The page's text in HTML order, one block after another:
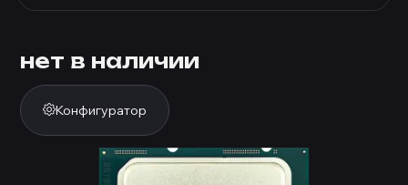
нет в наличии
Конфигуратор